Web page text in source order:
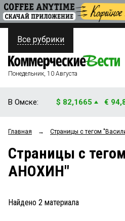
ПОЛИТИКА
ФИНАНСЫ
ОБЩЕСТВО
ЗАКОН
ПРОИСШЕСТВИЯ
Все рубрики
Понедельник, 10 Августа
В Омске: $ 82,1665 €
Главная → Страницы c тегом
Страницы c
АНОХИН"
Найдено 2 материала